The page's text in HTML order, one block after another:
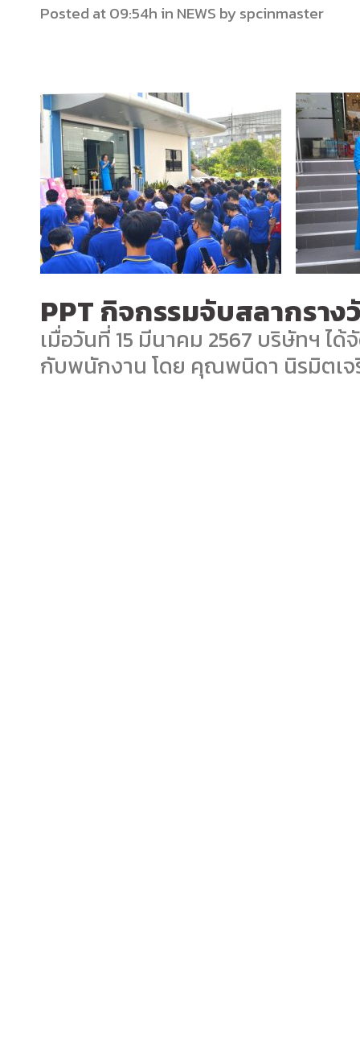
Posted at 09:54h in NEWS byspcinmaster
PPT กิจกรรมจับสลากราง
เมื่อวันที่ 15 มีนาคม 2567 บริษัทฯ ไ
กับพนักงาน โดย คุณพนิดา นิรมิตเจ